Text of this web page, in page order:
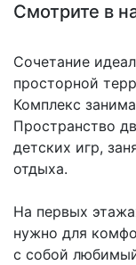
Смотрите в
Сочетание
просторной
Комплекс
Пространство
детских игр,
отдыха.
На первых
нужно для
с собой